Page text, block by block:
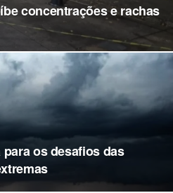
concentrações e rachas
os desafios das